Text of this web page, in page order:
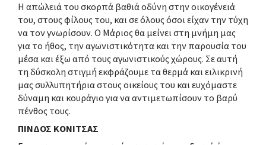
Η απώλειά του σκορπά βαθιά οδύνη στην οικογένειά
του, στους φίλους του, και σε όλους όσοι είχαν την τύχη
να τον γνωρίσουν. Ο Μάριος θα μείνει στη μνήμη μας
για το ήθος, την αγωνιστικότητα και την παρουσία του
μέσα και έξω από τους αγωνιστικούς χώρους. Σε αυτή
τη δύσκολη στιγμή εκφράζουμε τα θερμά και ειλικρινή
μας συλλυπητήρια στους οικείους του και ευχόμαστε
δύναμη και κουράγιο για να αντιμετωπίσουν το βαρύ
πένθος τους.
ΠΙΝΔΟΣ ΚΟΝΙΤΣΑΣ